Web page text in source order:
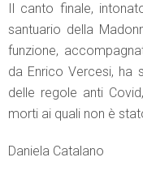
Il canto finale,
santuario della
funzione,
da Enrico Vercesi, ha
delle regole anti
morti ai quali non è
Daniela Catalano